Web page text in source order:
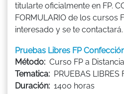
titularte oficialmente en FP.
FORMULARIO de los cursos
interesado y se te contactará.
Pruebas Libres FP
Método: Curso FP a Distancia
Tematica: PRUEBAS LIBRES
Duración: 1400 horas